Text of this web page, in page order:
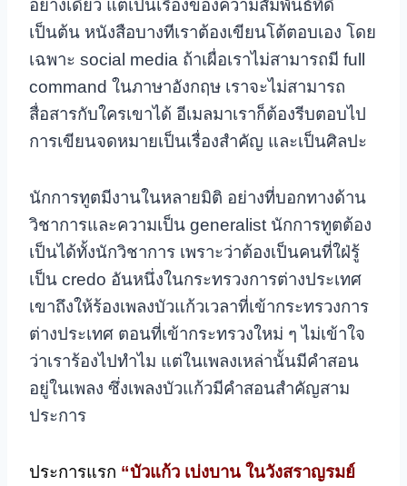
อย่างเดียว แต่เป็นเรื่องของความสัมพันธ์ที่ดี
เป็นต้น หนังสือบางทีเราต้องเขียนโต้ตอบเอง โดย
เฉพาะ social media ถ้าเผื่อเราไม่สามารถมี full
command ในภาษาอังกฤษ เราจะไม่สามารถ
สื่อสารกับใครเขาได้ อีเมลมาเราก็ต้องรีบตอบไป
การเขียนจดหมายเป็นเรื่องสำคัญ และเป็นศิลปะ
นักการทูตมีงานในหลายมิติ อย่างที่บอกทางด้าน
วิชาการและความเป็น generalist นักการทูตต้อง
เป็นได้ทั้งนักวิชาการ เพราะว่าต้องเป็นคนที่ใฝ่รู้
เป็น credo อันหนึ่งในกระทรวงการต่างประเทศ
เขาถึงให้ร้องเพลงบัวแก้วเวลาที่เข้ากระทรวงการ
ต่างประเทศ ตอนที่เข้ากระทรวงใหม่ ๆ ไม่เข้าใจ
ว่าเราร้องไปทำไม แต่ในเพลงเหล่านั้นมีคำสอน
อยู่ในเพลง ซึ่งเพลงบัวแก้วมีคำสอนสำคัญสาม
ประการ
ประการแรก “บัวแก้ว เบ่งบาน ในวังสราญรมย์